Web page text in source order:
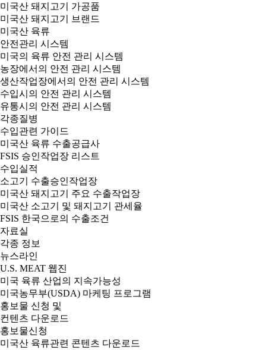
미국산 돼지고기 가공품
미국산 돼지고기 브랜드
미국산 육류
안전관리 시스템
미국의 육류 안전 관리 시스템
농장에서의 안전 관리 시스템
생산작업장에서의 안전 관리 시스템
수입시의 안전 관리 시스템
유통시의 안전 관리 시스템
각종질병
수입관련 가이드
미국산 육류 수출공급사
FSIS 승인작업장 리스트
수입실적
소고기 수출승인작업장
미국산 돼지고기 주요 수출작업장
미국산 소고기 및 돼지고기 관세율
FSIS 한국으로의 수출조건
자료실
각종 정보
뉴스라인
U.S. MEAT 웹진
미국 육류 산업의 지속가능성
미국농무부(USDA) 마케팅 프로그램
홍보물 신청 및
컨텐츠 다운로드
홍보물신청
미국산 육류관련 콘텐츠 다운로드